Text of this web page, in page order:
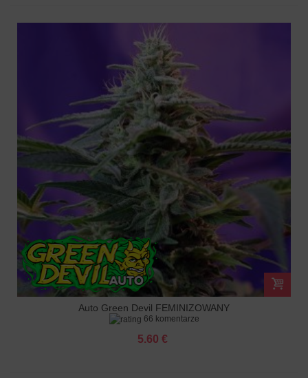
Auto Green Devil FEMINIZOWANY
66 komentarze
5.60 €